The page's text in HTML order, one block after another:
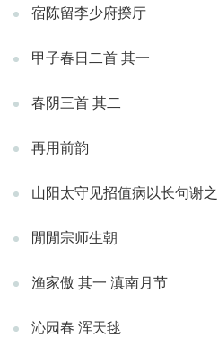
宿陈留李少府揆厅
甲子春日二首 其一
春阴三首 其二
再用前韵
山阳太守见招值病以长句谢之
閒閒宗师生朝
渔家傲 其一 滇南月节
沁园春 浑天毬